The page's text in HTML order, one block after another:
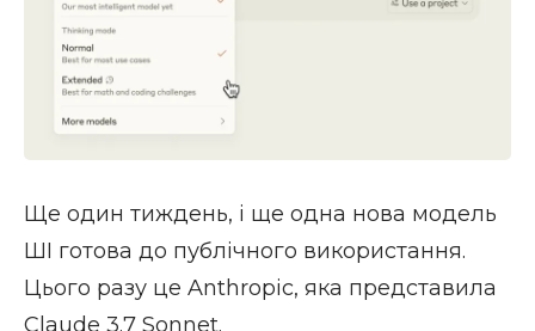
Ще один тиждень, і ще одна нова модель
ШІ готова до публічного використання.
Цього разу це Anthropic, яка представила
Claude 3.7 Sonnet.